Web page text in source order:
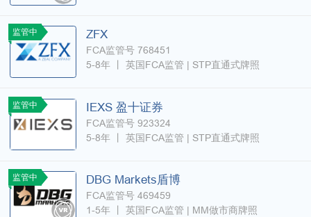
监管中 ZFX
FCA监管号 768451
5-8年 丨英国FCA监管 | STP直通式牌照
监管中 IEXS 盈十证券
FCA监管号 923324
5-8年 丨英国FCA监管 | STP直通式牌照
监管中 DBG Markets盾博
FCA监管号 469459
1-5年 丨英国FCA监管 | MM做市商牌照